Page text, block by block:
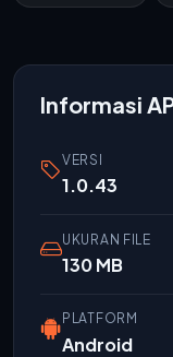
Informasi
VERSI
1.0.43
UKURAN FILE
130 MB
PLATFORM
Android